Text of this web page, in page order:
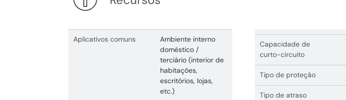
Aplicativos comuns
Ambiente interno
doméstico /
terciário (interior de
habitações,
escritórios, lojas,
etc.)
Capacidade de
curto-circuito
Tipo de proteção
Tipo de atraso